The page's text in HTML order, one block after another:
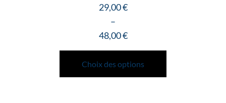
29,00€
–
48,00€
Plage
de
prix :
Choix des options
Ce
a